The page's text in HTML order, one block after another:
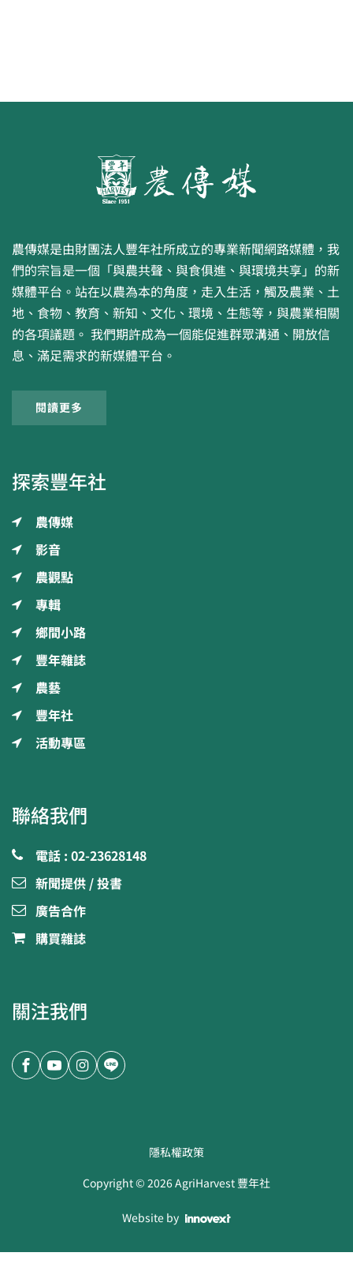
農傳媒是由財團法人豐年社所成立的專業新聞網路媒體，我
們的宗旨是一個「與農共聲、與食俱進、與環境共享」的新
媒體平台。站在以農為本的角度，走入生活，觸及農業、土
地、食物、教育、新知、文化、環境、生態等，與農業相關
的各項議題。 我們期許成為一個能促進群眾溝通、開放信
息、滿足需求的新媒體平台。
閱讀更多
探索豐年社
農傳媒
影音
農觀點
專輯
鄉間小路
豐年雜誌
農藝
豐年社
活動專區
聯絡我們
電話 : 02-23628148
新聞提供 / 投書
廣告合作
購買雜誌
關注我們
隱私權政策
Copyright ©2026AgriHarvest 豐年社
Website by